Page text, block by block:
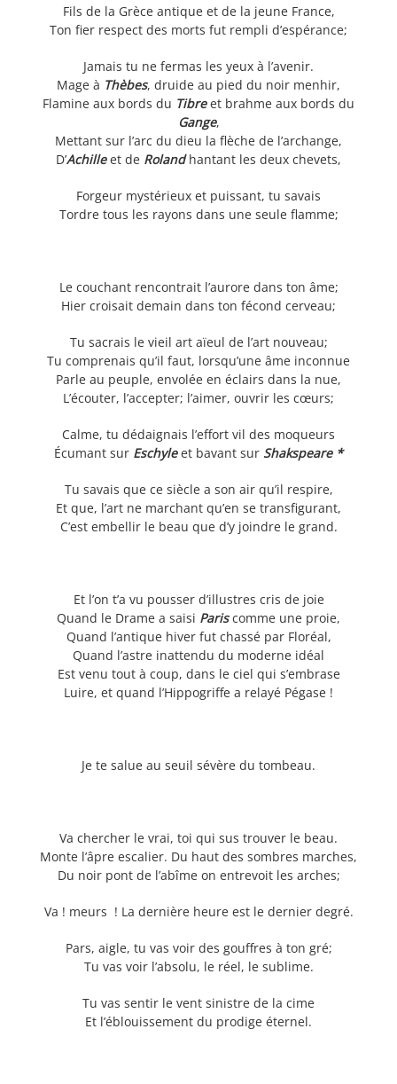
Fils de la Grèce antique et de la jeune France,
Ton fier respect des morts fut rempli d’espérance;
Jamais tu ne fermas les yeux à l’avenir.
Mage à Thèbes, druide au pied du noir menhir,
Flamine aux bords du Tibreet brahme aux bords du
Gange,
Mettant sur l’arc du dieu la flèche de l’archange,
D’Achilleet de Rolandhantant les deux chevets,
Forgeur mystérieux et puissant, tu savais
Tordre tous les rayons dans une seule flamme;
Le couchant rencontrait l’aurore dans ton âme;
Hier croisait demain dans ton fécond cerveau;
Tu sacrais le vieil art aïeul de l’art nouveau;
Tu comprenais qu’il faut, lorsqu’une âme inconnue
Parle au peuple, envolée en éclairs dans la nue,
L’écouter, l’accepter; l’aimer, ouvrir les cœurs;
Calme, tu dédaignais l’effort vil des moqueurs
Écumant sur Eschyleet bavant sur Shakspeare *
Tu savais que ce siècle a son air qu’il respire,
Et que, l’art ne marchant qu’en se transfigurant,
C’est embellir le beau que d’y joindre le grand.
Et l’on t’a vu pousser d’illustres cris de joie
Quand le Drame a saisi Pariscomme une proie,
Quand l’antique hiver fut chassé par Floréal,
Quand l’astre inattendu du moderne idéal
Est venu tout à coup, dans le ciel qui s’embrase
Luire, et quand l’Hippogriffe a relayé Pégase !
Je te salue au seuil sévère du tombeau.
Va chercher le vrai, toi qui sus trouver le beau.
Monte l’âpre escalier. Du haut des sombres marches,
Du noir pont de l’abîme on entrevoit les arches;
Va ! meurs ! La dernière heure est le dernier degré.
Pars, aigle, tu vas voir des gouffres à ton gré;
Tu vas voir l’absolu, le réel, le sublime.
Tu vas sentir le vent sinistre de la cime
Et l’éblouissement du prodige éternel.